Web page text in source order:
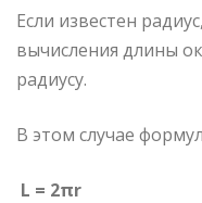
Если известен
вычисления длины
радиусу.
В этом случае
L = 2πr